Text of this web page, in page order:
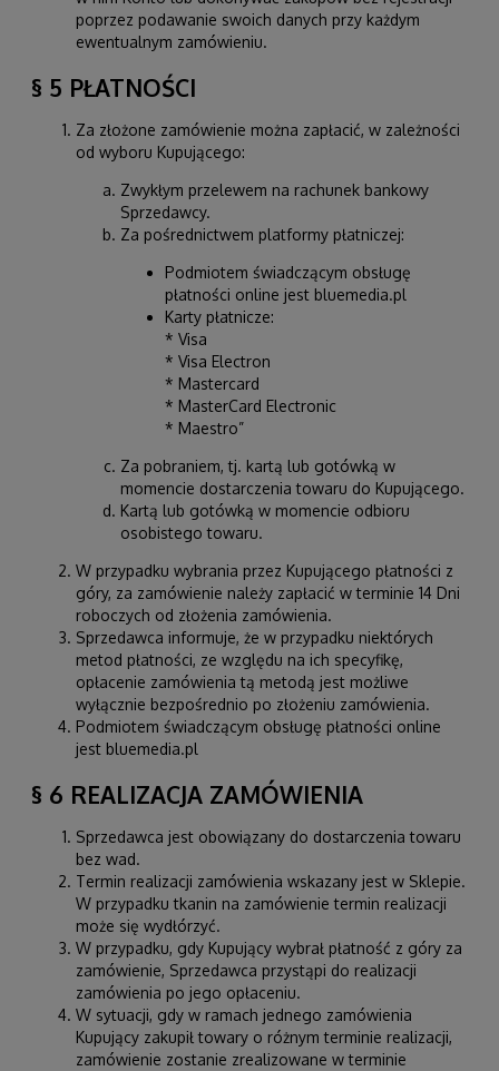
poprzez podawanie swoich danych przy każdym
ewentualnym zamówieniu.
§ 5 PŁATNOŚCI
Za złożone zamówienie można zapłacić, w zależności
od wyboru Kupującego:
Zwykłym przelewem na rachunek bankowy
Sprzedawcy.
Za pośrednictwem platformy płatniczej:
Podmiotem świadczącym obsługę
płatności online jest bluemedia.pl
Karty płatnicze:
* Visa
* Visa Electron
* Mastercard
* MasterCard Electronic
* Maestro”
Za pobraniem, tj. kartą lub gotówką w
momencie dostarczenia towaru do Kupującego.
Kartą lub gotówką w momencie odbioru
osobistego towaru.
W przypadku wybrania przez Kupującego płatności z
góry, za zamówienie należy zapłacić w terminie 14 Dni
roboczych od złożenia zamówienia.
Sprzedawca informuje, że w przypadku niektórych
metod płatności, ze względu na ich specyfikę,
opłacenie zamówienia tą metodą jest możliwe
wyłącznie bezpośrednio po złożeniu zamówienia.
Podmiotem świadczącym obsługę płatności online
jest bluemedia.pl
§ 6 REALIZACJA ZAMÓWIENIA
Sprzedawca jest obowiązany do dostarczenia towaru
bez wad.
Termin realizacji zamówienia wskazany jest w Sklepie.
W przypadku tkanin na zamówienie termin realizacji
może się wydłórzyć.
W przypadku, gdy Kupujący wybrał płatność z góry za
zamówienie, Sprzedawca przystąpi do realizacji
zamówienia po jego opłaceniu.
W sytuacji, gdy w ramach jednego zamówienia
Kupujący zakupił towary o różnym terminie realizacji,
zamówienie zostanie zrealizowane w terminie